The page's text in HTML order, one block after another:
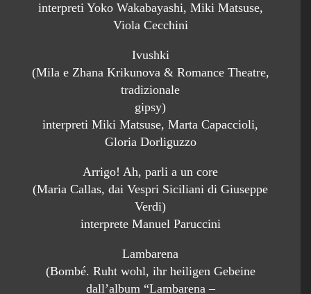
interpreti Yoko Wakabayashi, Miki Matsuse,
Viola Cecchini
Ivushki
(Mila e Zhana Krikunova & Romance Theatre,
tradizionale
gipsy)
interpreti Miki Matsuse, Marta Capaccioli,
Gloria Dorliguzzo
Arrigo! Ah, parli a un core
(Maria Callas, dai Vespri Siciliani di Giuseppe
Verdi)
interprete Manuel Paruccini
Lambarena
(Bombé. Ruht wohl, ihr heiligen Gebeine
dall’album “Lambarena –